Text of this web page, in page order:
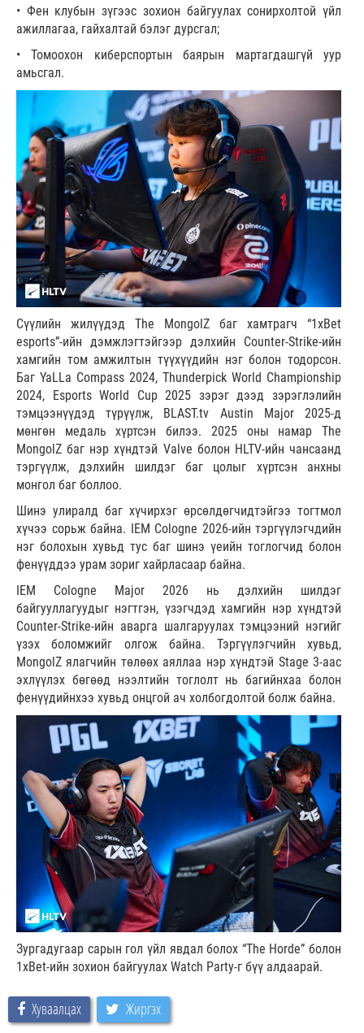
• Фен клубын зүгээс зохион байгуулах сонирхолтой үйл
ажиллагаа, гайхалтай бэлэг дурсгал;
• Томоохон киберспортын баярын мартагдашгүй уур
амьсгал.
Сүүлийн жилүүдэд The MongolZ баг хамтрагч “1xBet
esports”-ийн дэмжлэгтэйгээр дэлхийн Counter-Strike-ийн
хамгийн том амжилтын түүхүүдийн нэг болон тодорсон.
Баг YaLLa Compass 2024, Thunderpick World Championship
2024, Esports World Cup 2025 зэрэг дээд зэрэглэлийн
тэмцээнүүдэд түрүүлж, BLAST.tv Austin Major 2025-д
мөнгөн медаль хүртсэн билээ. 2025 оны намар The
MongolZ баг нэр хүндтэй Valve болон HLTV-ийн чансаанд
тэргүүлж, дэлхийн шилдэг баг цолыг хүртсэн анхны
монгол баг боллоо.
Шинэ улиралд баг хүчирхэг өрсөлдөгчидтэйгээ тогтмол
хүчээ сорьж байна. IEM Cologne 2026-ийн тэргүүлэгчдийн
нэг болохын хувьд тус баг шинэ үеийн тоглогчид болон
фенүүддээ урам зориг хайрласаар байна.
IEM Cologne Major 2026 нь дэлхийн шилдэг
байгууллагуудыг нэгтгэн, үзэгчдэд хамгийн нэр хүндтэй
Counter-Strike-ийн аварга шалгаруулах тэмцээний нэгийг
үзэх боломжийг олгож байна. Тэргүүлэгчийн хувьд,
MongolZ ялагчийн төлөөх аяллаа нэр хүндтэй Stage 3-аас
эхлүүлэх бөгөөд нээлтийн тоглолт нь багийнхаа болон
фенүүдийнхээ хувьд онцгой ач холбогдолтой болж байна.
Зургадугаар сарын гол үйл явдал болох “The Horde” болон
1xBet-ийн зохион байгуулах Watch Party-г бүү алдаарай.
Хуваалцах Жиргэх